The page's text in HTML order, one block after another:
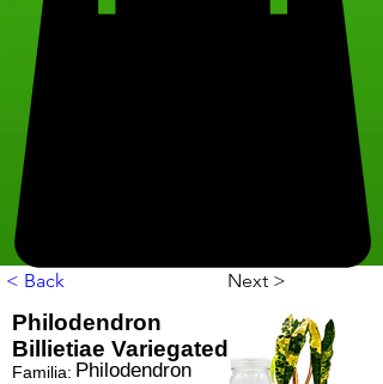
< Back Next >
Philodendron
Billietiae Variegated
Familia: Philodendron